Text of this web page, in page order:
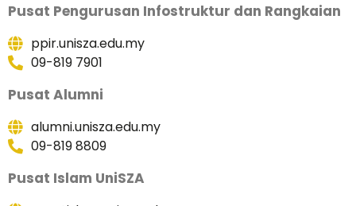
Pusat Pengurusan Infostruktur dan Rangkaian
ppir.unisza.edu.my
09-819 7901
Pusat Alumni
alumni.unisza.edu.my
09-819 8809
Pusat Islam UniSZA